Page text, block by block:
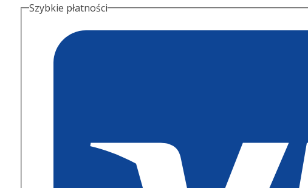
Szybkie płatności